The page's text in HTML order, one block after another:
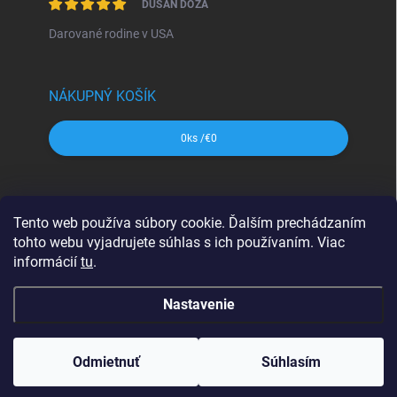
Tento web používa súbory cookie. Ďalším prechádzaním
tohto webu vyjadrujete súhlas s ich používaním. Viac
informácií tu.
Nastavenie
Odmietnuť Súhlasím
DUŠAN DÓŽA
Darované rodine v USA
NÁKUPNÝ KOŠÍK
0 ks /€0
VKÚ Harmanec
CBS Slovensko
Vytvoril Shoptet
Copyright 2026svetmap.sk. Všetky práva vyhradené.Upraviť